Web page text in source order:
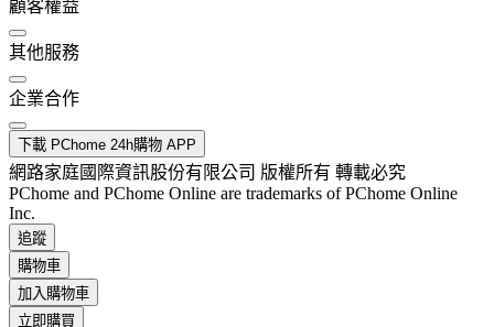
顧客權益
其他服務
企業合作
下載 PChome 24h購物 APP
網路家庭國際資訊股份有限公司 版權所有 轉載必究
PChome and PChome Online are trademarks of PChome Online
Inc.
追蹤
購物車
加入購物車
立即購買